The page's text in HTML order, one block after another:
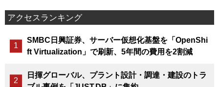
アクセスランキング
SMBC日興証券、サーバー仮想化基盤を「OpenShi
ft Virtualization」で刷新、5年間の費用を2割減
日揮グローバル、プラント設計・調達・建設のトラ